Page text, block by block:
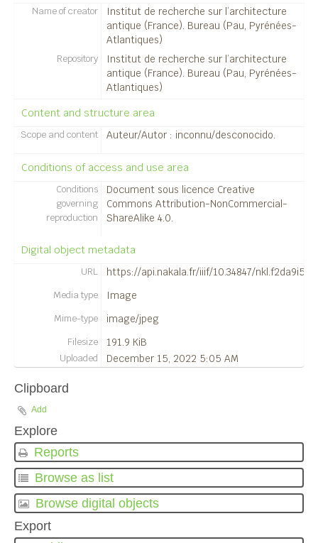
14341 - Vue aérienne/Vista aérea.
14342 - Vue aérienne/Vista aérea.
14344 - Vue aérienne/Vista aérea.
14345 - Vue aérienne/Vista aérea.
14377 - Vue aérienne/Vista aérea.
14380 - Vue aérienne/Vista aérea.
14396 - [Silla del Papa].
14397 - [Silla del Papa].
14398 - [Silla del Papa].
14399 - [Silla del Papa].
14401 - [Silla del Papa].
14402 - [Silla del Papa].
14405 - [Silla del Papa].
14406 - [Silla del Papa].
14407 - [Silla del Papa].
14412 - [Silla del Papa].
14413 - [Silla del Papa].
14458 - [Silla del Papa].
14459 - [Silla del Papa].
Name of creator
Institut de recherche sur l’architecture
antique (France). Bureau (Pau, Pyrénées-
Atlantiques)
Repository
Institut de recherche sur l’architecture
antique (France). Bureau (Pau, Pyrénées-
Atlantiques)
Content and structure area
Scope and content Auteur/Autor : inconnu/desconocido.
Conditions of access and use area
Conditions
governing
reproduction
Document sous licence Creative
Commons Attribution-NonCommercial-
ShareAlike 4.0.
Digital object metadata
URL https://api.nakala.fr/iiif/10.34847/
Media type Image
Mime-type image/jpeg
Filesize 191.9 KiB
Uploaded December 15, 2022 5:05 AM
Clipboard
Add
Explore
Reports
Browse as list
Browse digital objects
Export